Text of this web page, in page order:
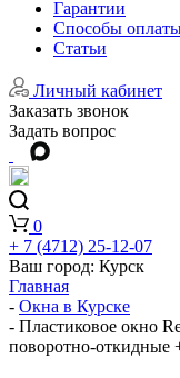
Гарантии
Способы
Статьи
Личный кабинет
Заказать звонок
Задать вопрос
0
+ 7 (4712) 25-12-07
Ваш город: Курск
Главная
- Окна в Курске
- Пластиковое окно
поворотно-откидные